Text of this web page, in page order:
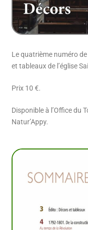
Le quatrième numéro
et tableaux de l’église
Prix 10 €.
Disponible à l’Office du
Natur’Appy.